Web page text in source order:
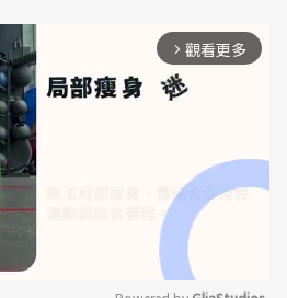
arrow_forward_ios 觀看更多